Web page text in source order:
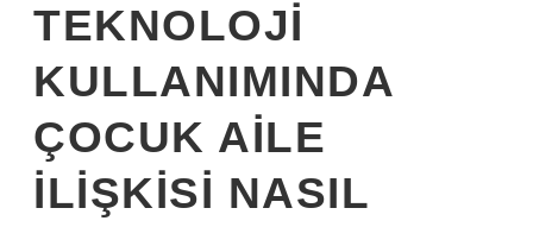
TEKNOLOJI
KULLANIMINDA
ÇOCUK AILE
ILIŞKISI NASIL